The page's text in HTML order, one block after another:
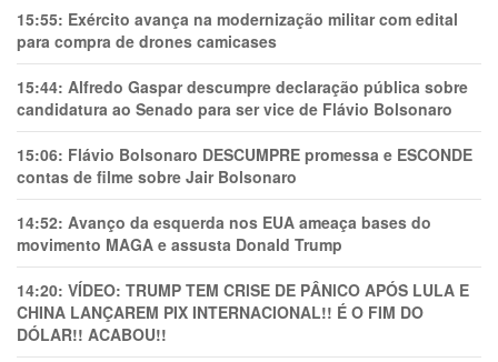
15:55: Exército avança na modernização militar com edital
para compra de drones camicases
15:44: Alfredo Gaspar descumpre declaração pública sobre
candidatura ao Senado para ser vice de Flávio Bolsonaro
15:06: Flávio Bolsonaro DESCUMPRE promessa e ESCONDE
contas de filme sobre Jair Bolsonaro
14:52: Avanço da esquerda nos EUA ameaça bases do
movimento MAGA e assusta Donald Trump
14:20: VÍDEO: TRUMP TEM CRlSE DE PÂNlCO APÓS LULA E
CHINA LANÇAREM PIX INTERNACIONAL!! É O FIM DO
DÓLAR!! ACABOU!!